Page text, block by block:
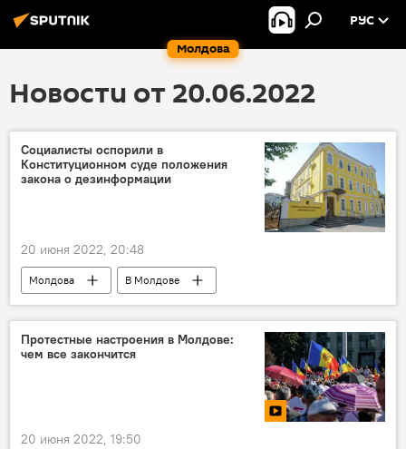
Молдова
РУС
Новости от 20.06.2022
Социалисты оспорили в
Конституционном суде положения
закона о дезинформации
20 июня 2022, 20:48
Молдова
В Молдове
Партия социалистов Республики Молдова
Конституционный суд
Протестные настроения в Молдове:
чем все закончится
20 июня 2022, 19:50